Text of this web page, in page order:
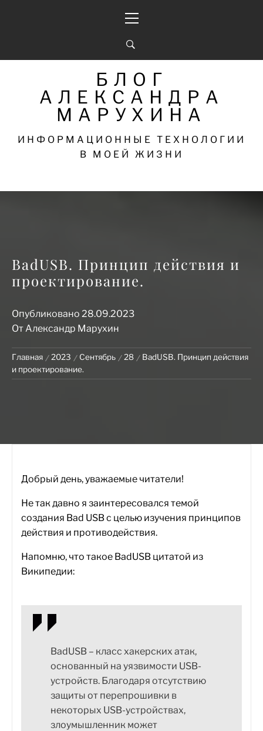
меню
БЛОГ
АЛЕКСАНДРА
МАРУХИНА
ИНФОРМАЦИОННЫЕ ТЕХНОЛОГИИ
В МОЕЙ ЖИЗНИ
BadUSB. Принцип действия и
проектирование.
Опубликовано 28.09.2023
ОтАлександр Марухин
Главная 2023 Сентябрь 28
BadUSB. Принцип действия
и проектирование.
Добрый день, уважаемые читатели!
Не так давно я заинтересовался темой
создания Bad USB с целью изучения принципов
действия и противодействия.
Напомню, что такое BadUSB цитатой из
Википедии:
BadUSB – класс хакерских атак,
основанный на уязвимости USB-
устройств. Благодаря отсутствию
защиты от перепрошивки в
некоторых USB-устройствах,
злоумышленник может